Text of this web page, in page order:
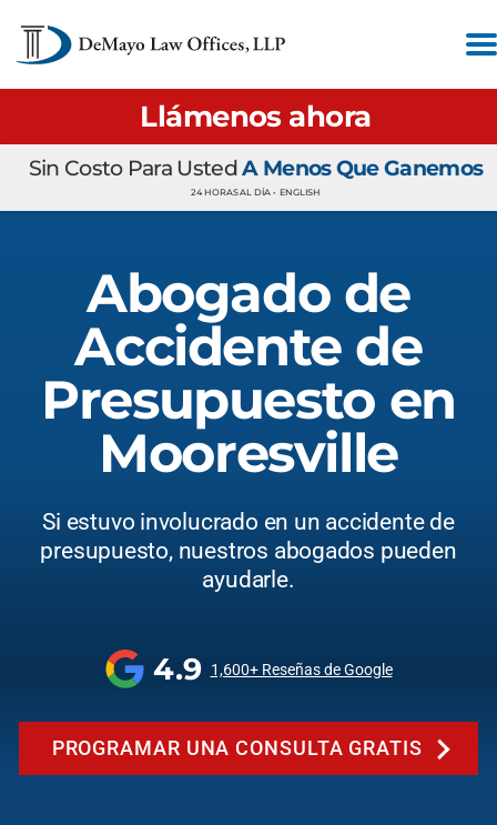
Llámenos ahora
Sin Costo Para UstedA Menos Que Ganemos
24 HORAS AL DÍA • ENGLISH
Abogado de
Accidente de
Presupuesto en
Mooresville
Si estuvo involucrado en un accidente de
presupuesto, nuestros abogados pueden
ayudarle.
4.9 1,600+ Reseñas de Google
PROGRAMAR UNA CONSULTA GRATIS